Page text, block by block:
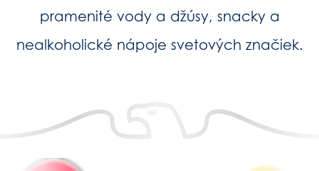
pramenité vody a džúsy, snacky a
nealkoholické nápoje svetových značiek.